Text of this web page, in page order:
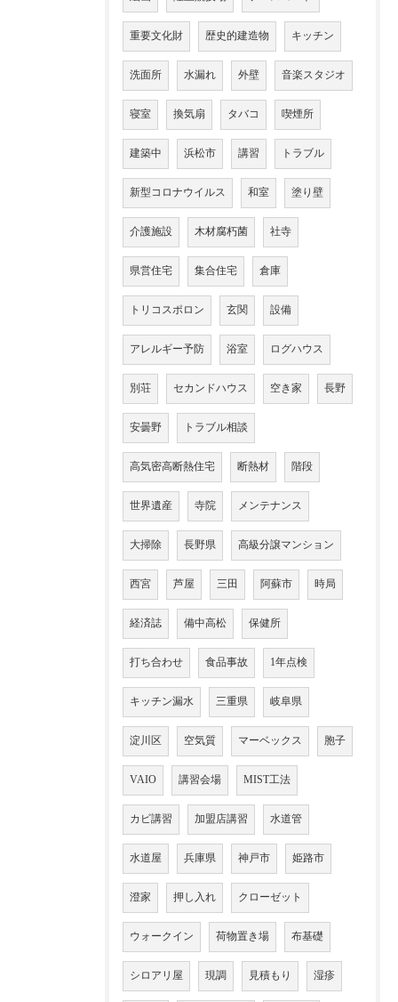
重要文化財 歴史的建造物 キッチン
洗面所 水漏れ 外壁 音楽スタジオ
寝室 換気扇 タバコ 喫煙所
建築中 浜松市 講習 トラブル
新型コロナウイルス 和室 塗り壁
介護施設 木材腐朽菌 社寺
県営住宅 集合住宅 倉庫
トリコスポロン 玄関 設備
アレルギー予防 浴室 ログハウス
別荘 セカンドハウス 空き家 長野
安曇野 トラブル相談
高気密高断熱住宅 断熱材 階段
世界遺産 寺院 メンテナンス
大掃除 長野県 高級分譲マンション
西宮 芦屋 三田 阿蘇市 時局
経済誌 備中高松 保健所
打ち合わせ 食品事故 1年点検
キッチン漏水 三重県 岐阜県
淀川区 空気質 マーベックス 胞子
VAIO 講習会場 MIST工法
カビ講習 加盟店講習 水道管
水道屋 兵庫県 神戸市 姫路市
澄家 押し入れ クローゼット
ウォークイン 荷物置き場 布基礎
シロアリ屋 現調 見積もり 湿疹